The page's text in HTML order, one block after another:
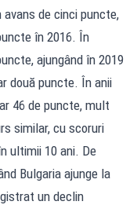
de cinci puncte,
în 2016. În
ajungând în 2019
două puncte. În anii
46 de puncte, mult
similar, cu scoruri
ultimii 10 ani. De
Bulgaria ajunge la
un declin